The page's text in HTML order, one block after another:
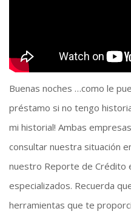
Buenas noches …como le
préstamo si no tengo
mi historial! Ambas
consultar nuestra situación
nuestro Reporte de Crédito
especializados. Recuerda
herramientas que te